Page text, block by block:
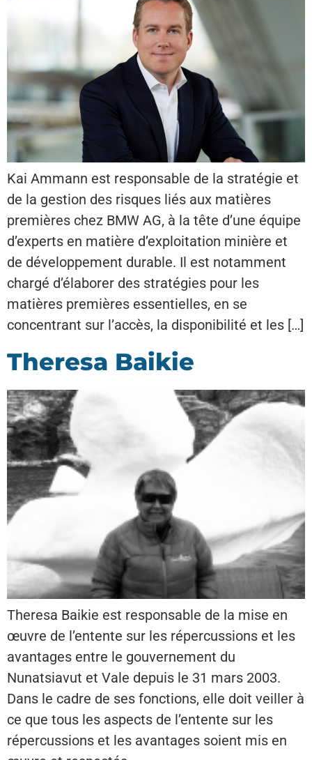
Kai Ammann est responsable de la stratégie et
de la gestion des risques liés aux matières
premières chez BMW AG, à la tête d’une équipe
d’experts en matière d’exploitation minière et
de développement durable. Il est notamment
chargé d’élaborer des stratégies pour les
matières premières essentielles, en se
concentrant sur l’accès, la disponibilité et les […]
Theresa Baikie
Theresa Baikie est responsable de la mise en
œuvre de l’entente sur les répercussions et les
avantages entre le gouvernement du
Nunatsiavut et Vale depuis le 31 mars 2003.
Dans le cadre de ses fonctions, elle doit veiller à
ce que tous les aspects de l’entente sur les
répercussions et les avantages soient mis en